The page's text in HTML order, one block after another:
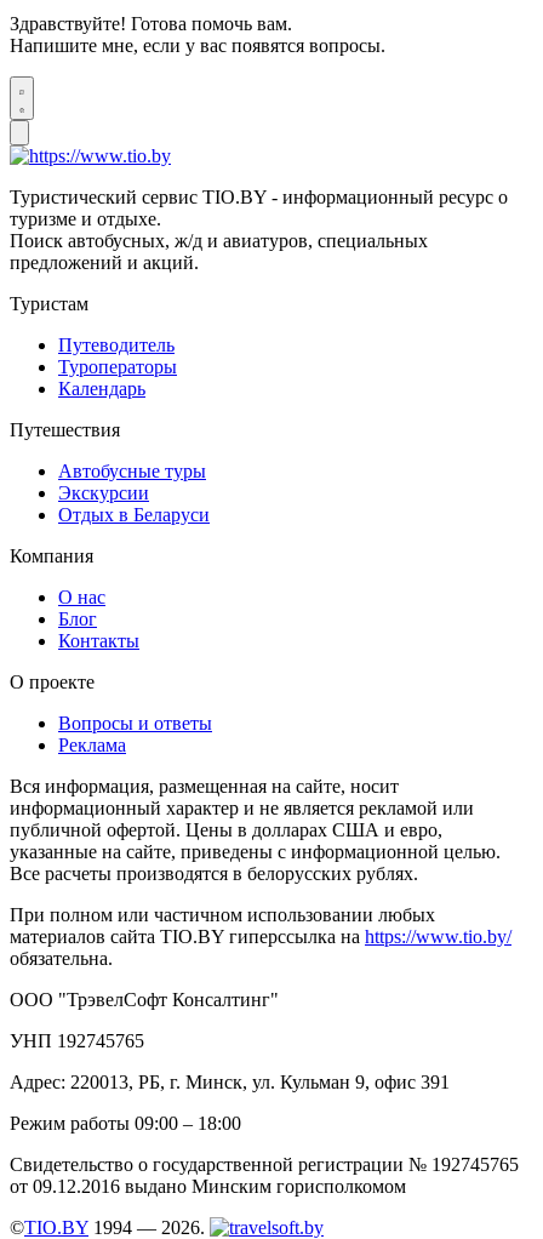
Здравствуйте! Готова помочь вам.
Напишите мне, если у вас появятся вопросы.
Туристический сервис TIO.BY - информационный ресурс о
туризме и отдыхе.
Поиск автобусных, ж/д и авиатуров, специальных
предложений и акций.
Туристам
Путеводитель
Туроператоры
Календарь
Путешествия
Автобусные туры
Экскурсии
Отдых в Беларуси
Компания
О нас
Блог
Контакты
О проекте
Вопросы и ответы
Реклама
Вся информация, размещенная на сайте, носит
информационный характер и не является рекламой или
публичной офертой. Цены в долларах США и евро,
указанные на сайте, приведены с информационной целью.
Все расчеты производятся в белорусских рублях.
При полном или частичном использовании любых
материалов сайта TIO.BY гиперссылка на https://www.tio.by/
обязательна.
ООО "ТрэвелСофт Консалтинг"
УНП 192745765
Адрес: 220013, РБ, г. Минск, ул. Кульман 9, офис 391
Режим работы 09:00 – 18:00
Свидетельство о государственной регистрации № 192745765
от 09.12.2016 выдано Минским горисполкомом
©TIO.BY 1994 — 2026.